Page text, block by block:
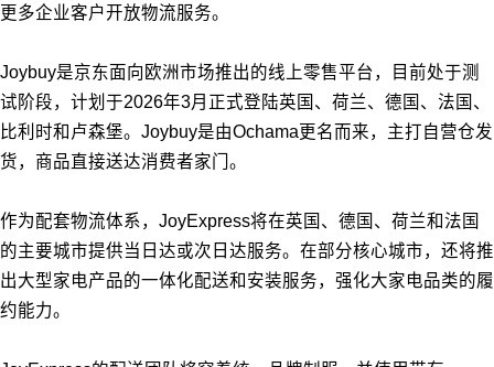
更多企业客户开放物流服务。
Joybuy是京东面向欧洲市场推出的线上零售平台，目前处于测
试阶段，计划于2026年3月正式登陆英国、荷兰、德国、法国、
比利时和卢森堡。Joybuy是由Ochama更名而来，主打自营仓发
货，商品直接送达消费者家门。
作为配套物流体系，JoyExpress将在英国、德国、荷兰和法国
的主要城市提供当日达或次日达服务。在部分核心城市，还将推
出大型家电产品的一体化配送和安装服务，强化大家电品类的履
约能力。